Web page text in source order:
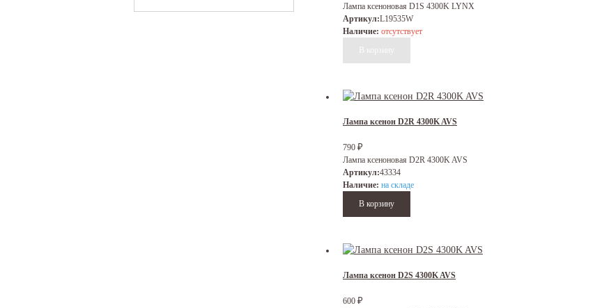
Лампа ксеноновая D1S 4300K LYNX
Артикул:L19535W
Наличие: отсутствует
Лампа ксенон D2R 4300K AVS
790 ₽
Лампа ксеноновая D2R 4300K AVS
Артикул:43334
Наличие: на складе
Лампа ксенон D2S 4300K AVS
600 ₽